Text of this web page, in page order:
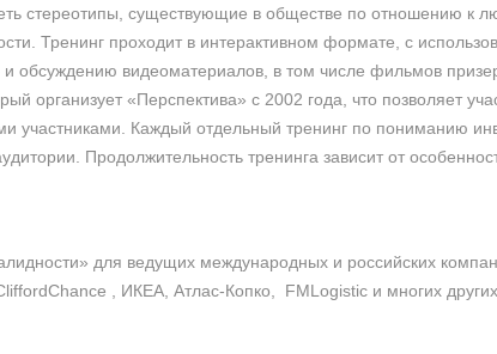
стереотипы, существующие в обществе по отношению к
Тренинг проходит в интерактивном формате, с
обсуждению видеоматериалов, в том числе фильмов
организует «Перспектива» с 2002 года, что позволяет
участниками. Каждый отдельный тренинг по пониманию
Продолжительность тренинга зависит от
для ведущих международных и российских
, ИКЕА, Атлас-Копко, FMLogistic и многих других.